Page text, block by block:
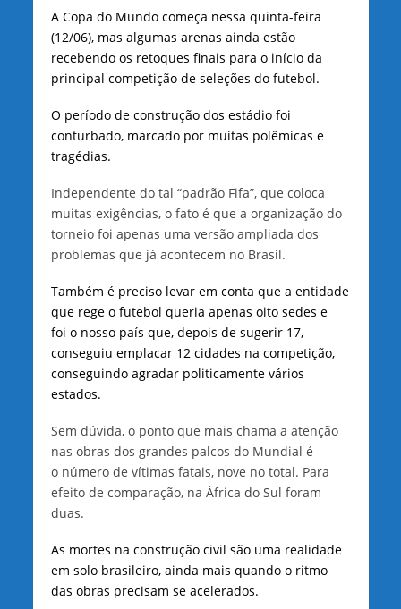
A Copa do Mundo começa nessa quinta-feira
(12/06), mas algumas arenas ainda estão
recebendo os retoques finais para o início da
principal competição de seleções do futebol.
O período de construção dos estádio foi
conturbado, marcado por muitas polêmicas e
tragédias.
Independente do tal “padrão Fifa”, que coloca
muitas exigências, o fato é que a organização do
torneio foi apenas uma versão ampliada dos
problemas que já acontecem no Brasil.
Também é preciso levar em conta que a entidade
que rege o futebol queria apenas oito sedes e
foi o nosso país que, depois de sugerir 17,
conseguiu emplacar 12 cidades na competição,
conseguindo agradar politicamente vários
estados.
Sem dúvida, o ponto que mais chama a atenção
nas obras dos grandes palcos do Mundial é
o número de vítimas fatais, nove no total. Para
efeito de comparação, na África do Sul foram
duas.
As mortes na construção civil são uma realidade
em solo brasileiro, ainda mais quando o ritmo
das obras precisam se acelerados.